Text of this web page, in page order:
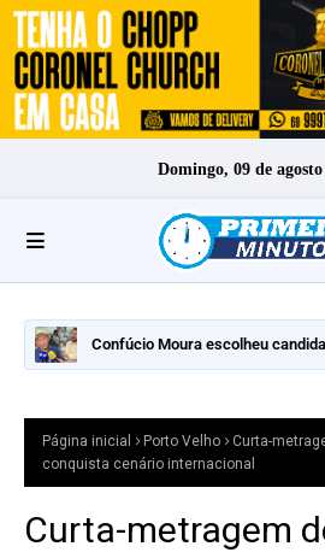
Domingo, 09 de agosto
Confúcio Moura escolheu
Página inicial Porto Velho
Curta-
conquista cenário internacional
Curta-metragem